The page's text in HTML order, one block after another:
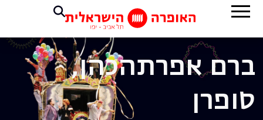
ברם אפרתהכהן,
סופרן